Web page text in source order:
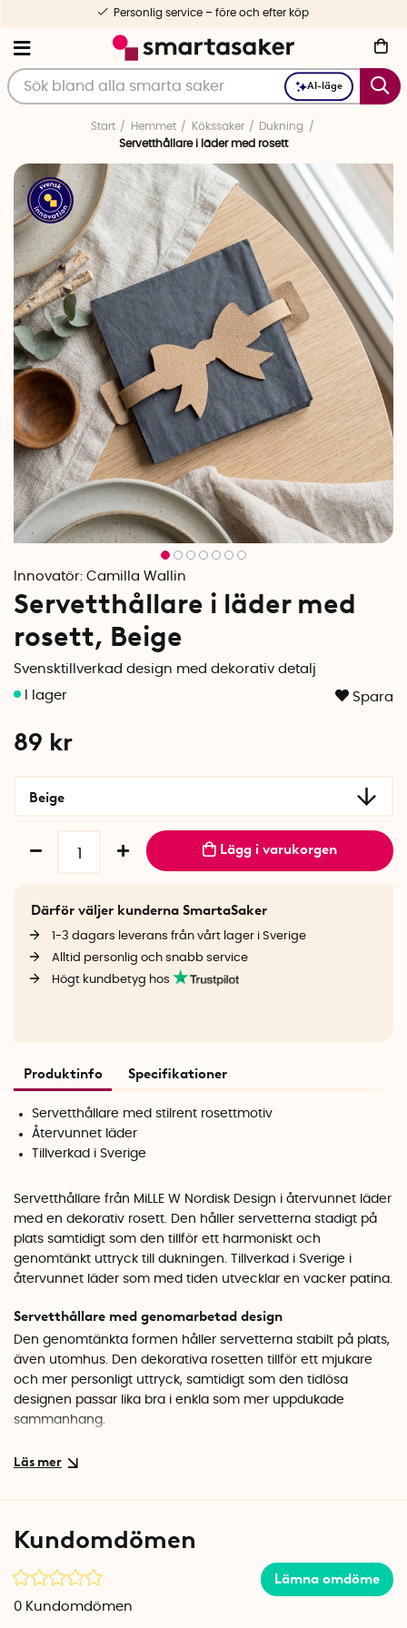
AI-läge
Personlig service – före och efter köp
Start Hemmet Kökssaker
Dukning
Servetthållare i läder med rosett
Innovatör: Camilla Wallin
Servetthållare i läder med
rosett, Beige
Svensktillverkad design med dekorativ detalj
Spara
89 kr
Beige
Lägg i varukorgen
Därför väljer kunderna SmartaSaker
1-3 dagars leverans från vårt lager i Sverige
Alltid personlig och snabb service
Högt kundbetyg hos
Produktinfo Specifikationer
Servetthållare med stilrent rosettmotiv
Återvunnet läder
Tillverkad i Sverige
Servetthållare från MiLLE W Nordisk Design i återvunnet läder
med en dekorativ rosett. Den håller servetterna stadigt på
plats samtidigt som den tillför ett harmoniskt och
genomtänkt uttryck till dukningen. Tillverkad i Sverige i
återvunnet läder som med tiden utvecklar en vacker patina.
Servetthållare med genomarbetad design
Den genomtänkta formen håller servetterna stabilt på plats,
även utomhus. Den dekorativa rosetten tillför ett mjukare
och mer personligt uttryck, samtidigt som den tidlösa
designen passar lika bra i enkla som mer uppdukade
sammanhang.
Material med naturlig karaktär
och känsla. Ytan får med tiden en fin patina, vilket ger varje
Kundomdömen
Lämna omdöme
0 Kundomdömen